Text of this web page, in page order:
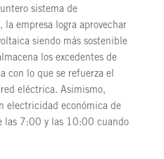
sistema de
empresa logra aprovechar
siendo más sostenible
los excedentes de
con lo que se refuerza el
eléctrica. Asimismo,
electricidad económica de
las 7:00 y las 10:00 cuando